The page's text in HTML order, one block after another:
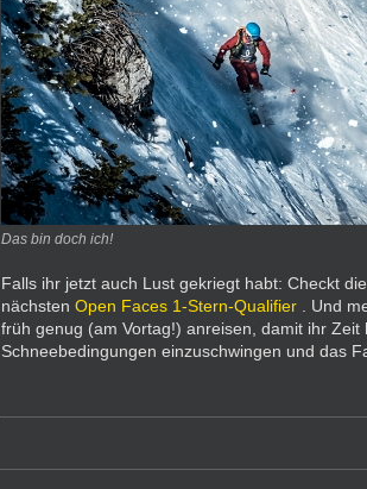
Das bin doch ich!
Falls ihr jetzt auch Lust gekriegt habt: Checkt
nächsten Open Faces 1-Stern-Qualifier . Und
früh genug (am Vortag!) anreisen, damit ihr Zeit
Schneebedingungen einzuschwingen und das